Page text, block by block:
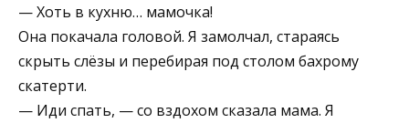
— Хоть в кухню… мамочка!
Она покачала головой. Я замолчал, стараясь
скрыть слёзы и перебирая под столом бахрому
скатерти.
— Иди спать, — со вздохом сказала мама. Я